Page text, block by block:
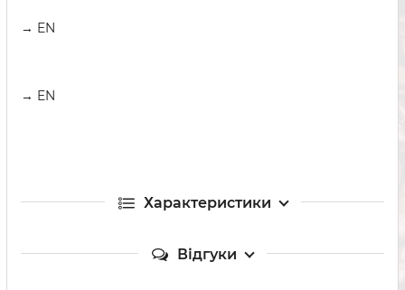
→ EN
→ EN
Характеристики
Відгуки